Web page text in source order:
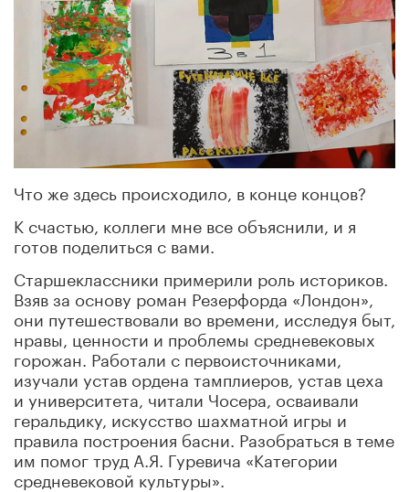
Что же здесь происходило, в конце концов?
К счастью, коллеги мне все объяснили, и я
готов поделиться с вами.
Старшеклассники примерили роль историков.
Взяв за основу роман Резерфорда «Лондон»,
они путешествовали во времени, исследуя быт,
нравы, ценности и проблемы средневековых
горожан. Работали с первоисточниками,
изучали устав ордена тамплиеров, устав цеха
и университета, читали Чосера, осваивали
геральдику, искусство шахматной игры и
правила построения басни. Разобраться в теме
им помог труд А.Я. Гуревича «Категории
средневековой культуры».